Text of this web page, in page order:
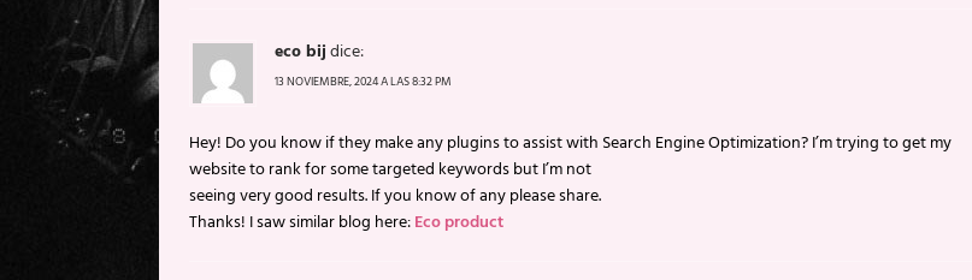
eco bijdice:
13 NOVIEMBRE, 2024 A LAS 8:32 PM
Hey! Do you know if they make any plugins to assist with Search Engine Optimization? I’m trying to get my
website to rank for some targeted keywords but I’m not
seeing very good results. If you know of any please share.
Thanks! I saw similar blog here:Eco product